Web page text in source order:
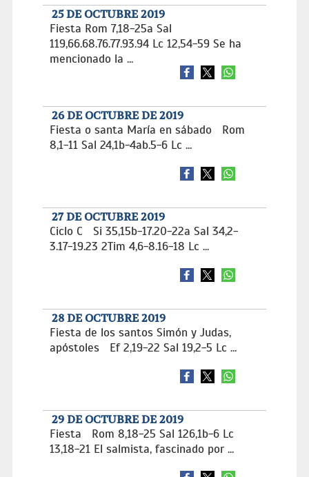
25 DE OCTUBRE 2019
Fiesta Rom 7,18-25a Sal
119,66.68.76.77.93.94 Lc 12,54-59 Se ha
mencionado la ...
26 DE OCTUBRE DE 2019
Fiesta o santa María en sábado Rom
8,1-11 Sal 24,1b-4ab.5-6 Lc ...
27 DE OCTUBRE 2019
Ciclo C Si 35,15b-17.20-22a Sal 34,2-
3.17-19.23 2Tim 4,6-8.16-18 Lc ...
28 DE OCTUBRE 2019
Fiesta de los santos Simón y Judas,
apóstoles Ef 2,19-22 Sal 19,2-5 Lc ...
29 DE OCTUBRE DE 2019
Fiesta Rom 8,18-25 Sal 126,1b-6 Lc
13,18-21 El salmista, fascinado por ...